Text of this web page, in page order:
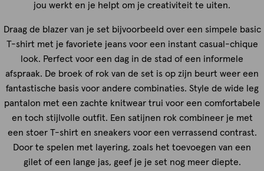
jou werkt en je helpt om je creativiteit te uiten.
Draag de blazer van je set bijvoorbeeld over een simpele basic
T-shirt met je favoriete jeans voor een instant casual-chique
look. Perfect voor een dag in de stad of een informele
afspraak. De broek of rok van de set is op zijn beurt weer een
fantastische basis voor andere combinaties. Style de wide leg
pantalon met een zachte knitwear trui voor een comfortabele
en toch stijlvolle outfit. Een satijnen rok combineer je met
een stoer T-shirt en sneakers voor een verrassend contrast.
Door te spelen met layering, zoals het toevoegen van een
gilet of een lange jas, geef je je set nog meer diepte.